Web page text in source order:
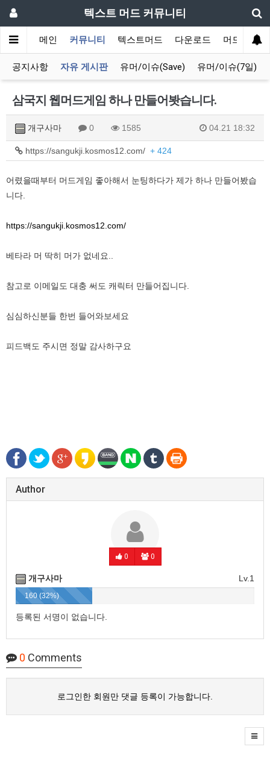
텍스트 머드 커뮤니티
메인 커뮤니티 텍스트머드 다운로드 머드 잡담
공지사항 자유 게시판 유머/이슈(Save) 유머/이슈(7일)
삼국지 웹머드게임 하나 만들어봣습니다.
개구사마 0 1585 04.21 18:32
https://sangukji.kosmos12.com/ + 424
어렸을때부터 머드게임 좋아해서 눈팅하다가 제가 하나 만들어봤습
니다.
https://sangukji.kosmos12.com/
베타라 머 딱히 머가 없네요..
참고로 이메일도 대충 써도 캐릭터 만들어집니다.
심심하신분들 한번 들어와보세요
피드백도 주시면 정말 감사하구요
Author
0 0
Lv.1
개구사마
160 (32%)
등록된 서명이 없습니다.
0 Comments
로그인한 회원만 댓글 등록이 가능합니다.